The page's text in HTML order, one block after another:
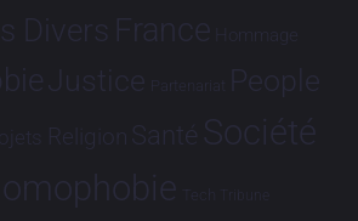
Divers France Hommage
Justice Partenariat People
Religion Santé Société
Tech Tribune